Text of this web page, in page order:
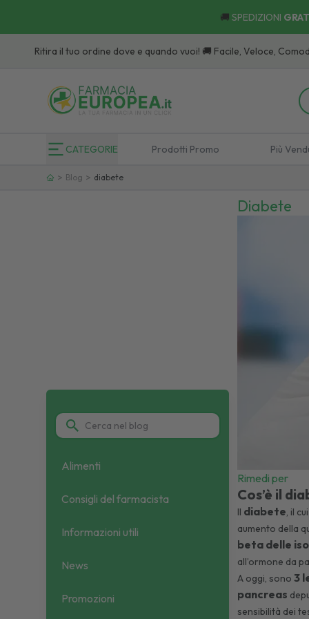
🚚 SPEDIZIONI
il tuo ordine dove e quando vuoi! 🚚 Facile, Veloce, Comodo:
CATEGORIE Prodotti Promo Più
> Blog > diabete
Alimenti
Consigli del farmacista
Informazioni utili
News
Promozioni
Diabete
Rimedi per
Cos’è il
Il diabete, il
aumento della
beta delle
all’ormone da
A oggi, sono 3
pancreas
sensibilità dei